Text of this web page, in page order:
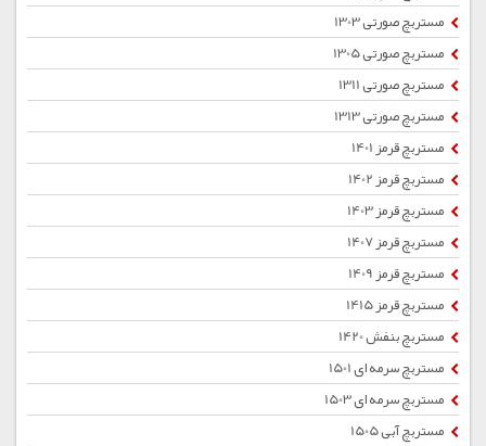
مستربچ صورتی 1303
مستربچ صورتی 1305
مستربچ صورتی 1311
مستربچ صورتی 1313
مستربچ قرمز 1401
مستربچ قرمز 1402
مستربچ قرمز 1403
مستربچ قرمز 1407
مستربچ قرمز 1409
مستربچ قرمز 1415
مستربچ بنفش 1420
مستربچ سرمه ای 1501
مستربچ سرمه ای 1503
مستربچ آبی 1505